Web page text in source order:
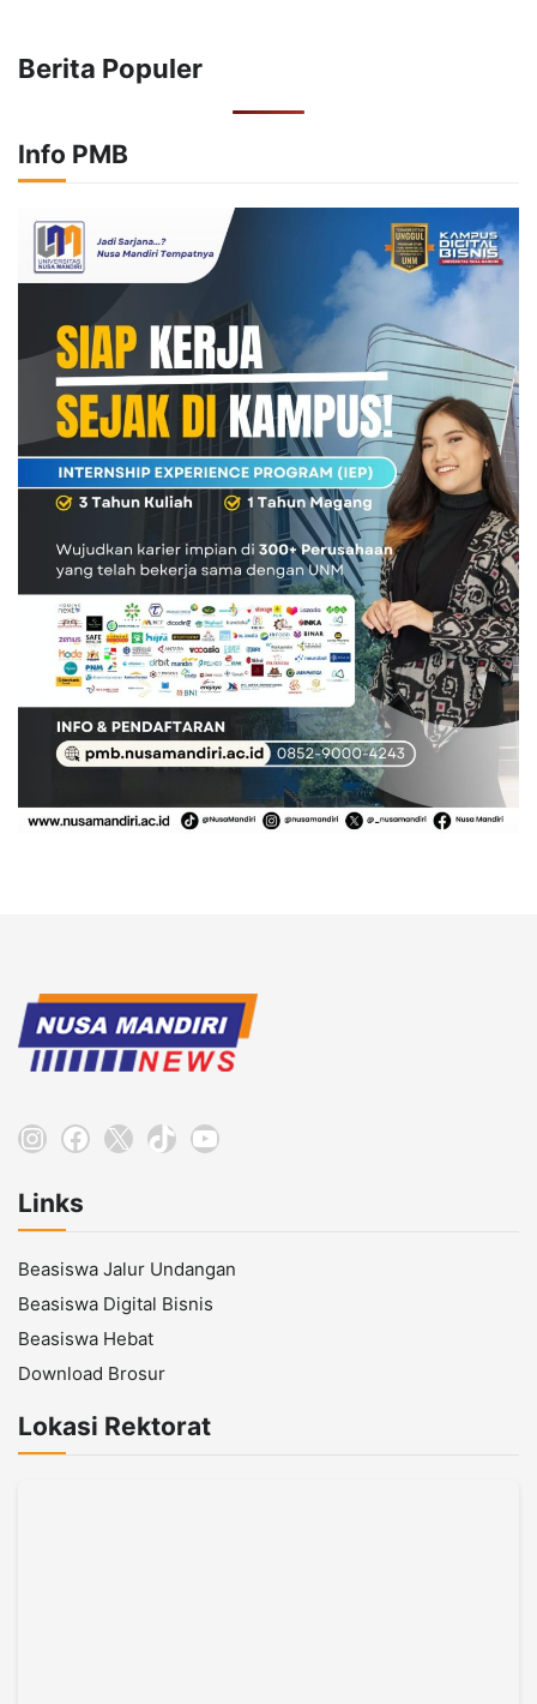
Berita Populer
Info PMB
Instagram
Facebook
X TikTokYouTube
Links
Beasiswa Jalur Undangan
Beasiswa Digital Bisnis
Beasiswa Hebat
Download Brosur
Lokasi Rektorat